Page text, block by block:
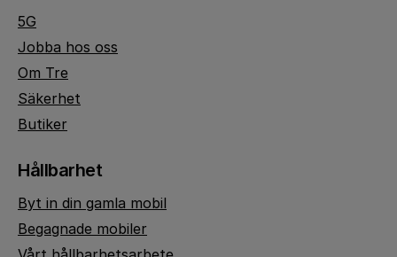
5G
Jobba hos oss
Om Tre
Säkerhet
Butiker
Hållbarhet
Byt in din gamla mobil
Begagnade mobiler